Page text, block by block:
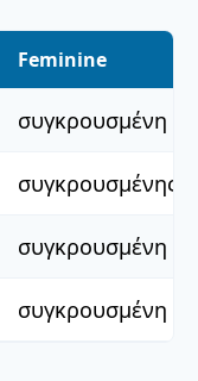
Feminine
συγκρουσμένη
συγκρουσμένης
συγκρουσμένη
συγκρουσμένη